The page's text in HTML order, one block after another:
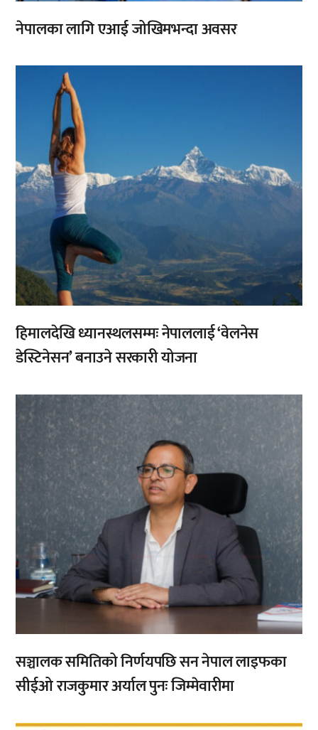
नेपालका लागि एआई जोखिमभन्दा अवसर
हिमालदेखि ध्यानस्थलसम्मः नेपाललाई ‘वेलनेस
डेस्टिनेसन’ बनाउने सरकारी योजना
सञ्चालक समितिको निर्णयपछि सन नेपाल लाइफका
सीईओ राजकुमार अर्याल पुनः जिम्मेवारीमा